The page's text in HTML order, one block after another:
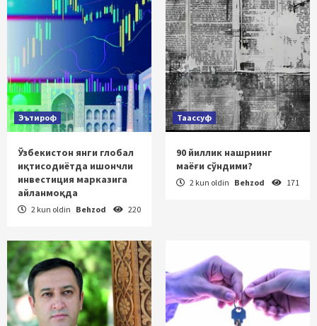
Эътироф
Ўзбекистон янги глобал
иқтисодиётда ишончли
инвестиция марказига
айланмоқда
2 kun oldin Behzod 220
Таассуф
90 йиллик нашрнинг
маёғи сўндими?
2 kun oldin Behzod 171